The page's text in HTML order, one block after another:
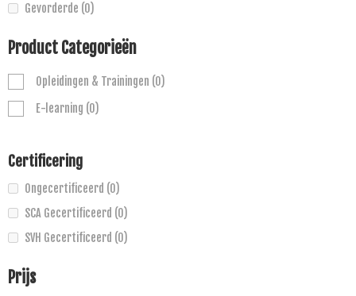
Gevorderde (0)
Product Categorieën
Opleidingen & Trainingen (0)
E-learning (0)
Certificering
Ongecertificeerd (0)
SCA Gecertificeerd (0)
SVH Gecertificeerd (0)
Prijs